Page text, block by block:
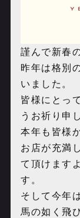
謹んで新春
昨年は格別
いました。
皆様にとっ
うお祈り申
本年も皆様
お店が充満
て頂けます
す。
そして今年
馬の如く飛